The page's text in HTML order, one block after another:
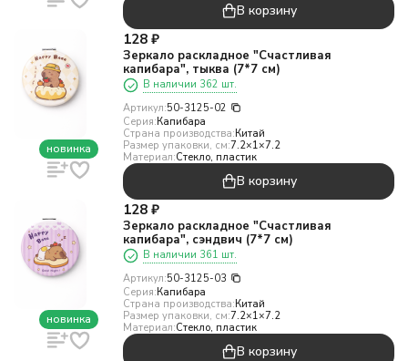
В корзину
новинка
128 ₽
Зеркало раскладное "Счастливая
капибара", тыква (7*7 см)
В наличии 362 шт.
Артикул:50-3125-02
Серия:Капибара
Страна производства:Китай
Размер упаковки, см:7.2×1×7.2
Материал:Стекло, пластик
В корзину
новинка
128 ₽
Зеркало раскладное "Счастливая
капибара", сэндвич (7*7 см)
В наличии 361 шт.
Артикул:50-3125-03
Серия:Капибара
Страна производства:Китай
Размер упаковки, см:7.2×1×7.2
Материал:Стекло, пластик
В корзину